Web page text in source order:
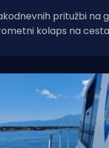
pritužbi na
kolaps na